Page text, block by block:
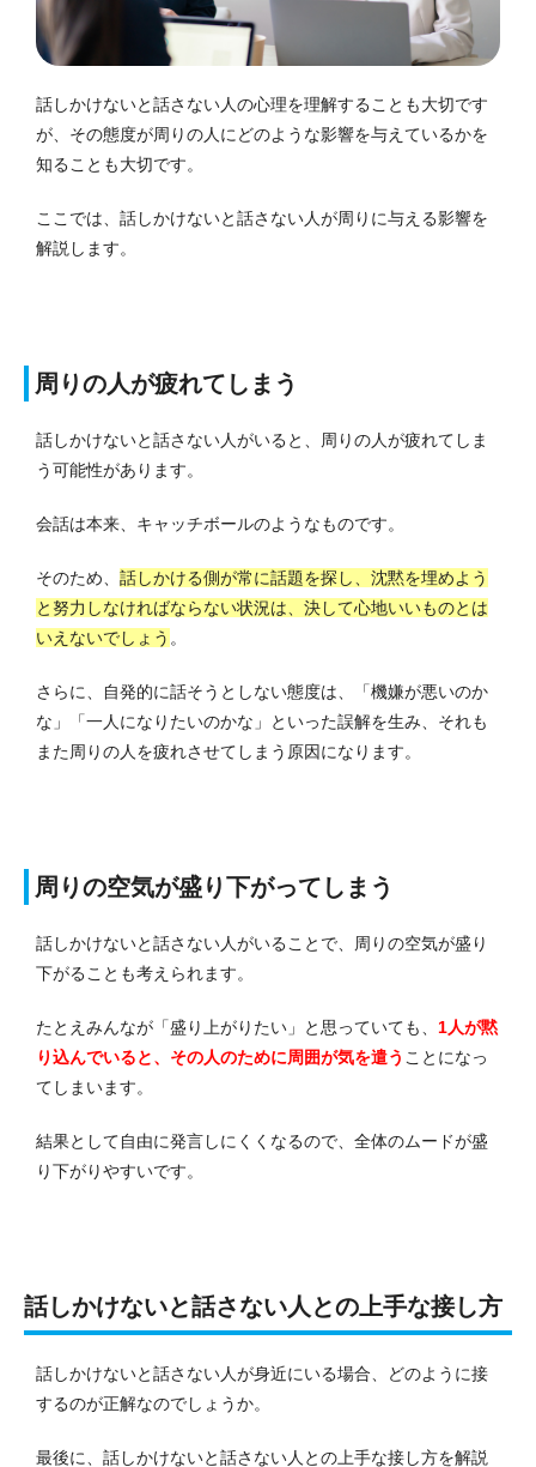
話しかけないと話さない人の心理を理解することも大切です
が、その態度が周りの人にどのような影響を与えているかを
知ることも大切です。
ここでは、話しかけないと話さない人が周りに与える影響を
解説します。
周りの人が疲れてしまう
話しかけないと話さない人がいると、周りの人が疲れてしま
う可能性があります。
会話は本来、キャッチボールのようなものです。
そのため、 話しかける側が常に話題を探し、沈黙を埋めよう
と努力しなければならない状況は、決して心地いいものとは
いえないでしょう 。
さらに、自発的に話そうとしない態度は、「機嫌が悪いのか
な」「一人になりたいのかな」といった誤解を生み、それも
また周りの人を疲れさせてしまう原因になります。
周りの空気が盛り下がってしまう
話しかけないと話さない人がいることで、周りの空気が盛り
下がることも考えられます。
たとえみんなが「盛り上がりたい」と思っていても、 1人が黙
り込んでいると、その人のために周囲が気を遣う ことになっ
てしまいます。
結果として自由に発言しにくくなるので、全体のムードが盛
り下がりやすいです。
話しかけないと話さない人との上手な接し方
話しかけないと話さない人が身近にいる場合、どのように接
するのが正解なのでしょうか。
最後に、話しかけないと話さない人との上手な接し方を解説